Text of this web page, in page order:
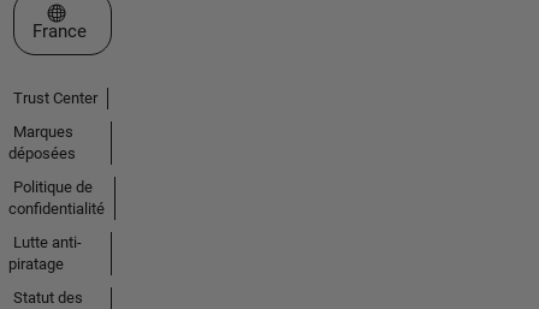
Sélectionner un site web
France
Trust Center
Marques
déposées
Politique de
confidentialité
Lutte anti-
piratage
Statut des